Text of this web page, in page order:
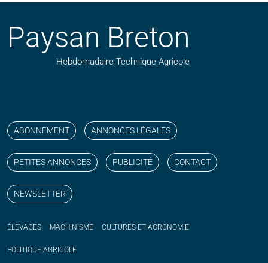
Paysan Breton
Hebdomadaire Technique Agricole
ABONNEMENT ANNONCES LÉGALES
PETITES ANNONCES PUBLICITÉ CONTACT
NEWSLETTER
ÉLEVAGES MACHINISME CULTURES ET AGRONOMIE
POLITIQUE AGRICOLE